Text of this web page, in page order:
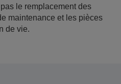
le remplacement des
maintenance et les pièces
de vie.